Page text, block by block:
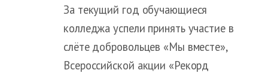
За текущий год обучающиеся
колледжа успели принять участие в
слёте добровольцев «Мы вместе»,
Всероссийской акции «Рекорд